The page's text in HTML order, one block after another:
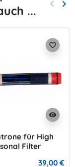
...
Zurück
keyboard_arrow_left keyboard_arrow_right
visibility
favorite_border
für High
Filter
39,00 €